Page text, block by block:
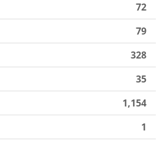
72
79
328
35
1,154
1